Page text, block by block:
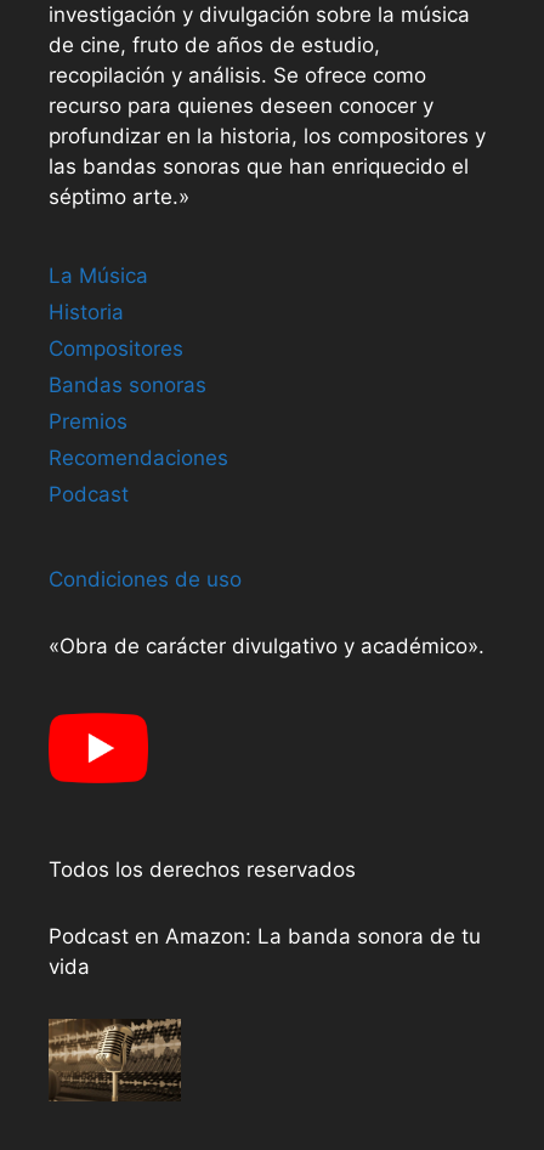
investigación y divulgación sobre la música
de cine, fruto de años de estudio,
recopilación y análisis. Se ofrece como
recurso para quienes deseen conocer y
profundizar en la historia, los compositores y
las bandas sonoras que han enriquecido el
séptimo arte.»
La Música
Historia
Compositores
Bandas sonoras
Premios
Recomendaciones
Podcast
Condiciones de uso
«Obra de carácter divulgativo y académico».
Todos los derechos reservados
Podcast en Amazon: La banda sonora de tu
vida